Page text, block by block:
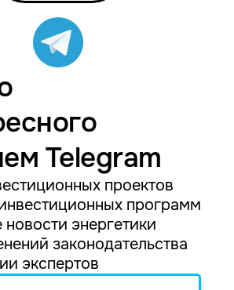
Telegram
проектов
программ
энергетики
законодательства
экспертов